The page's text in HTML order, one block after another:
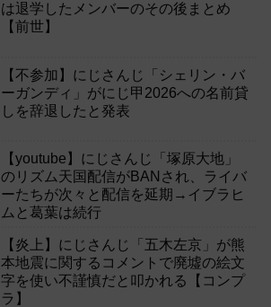
は退学したメンバーのその後まとめ
【前世】
【不参加】にじさんじ「シェリン・バ
ーガンディ」がにじ甲2026への名前貸
しを辞退したと発表
【youtube】にじさんじ「塚原大地」
のリズム天国配信がBANされ、ライバ
ーたちが次々と配信を延期→イブラヒ
ムと葛葉は続行
【炎上】にじさんじ「五木左京」が熊
本地震に関するコメントで廃墟の絵文
字を使い不謹慎だと叩かれる【コンプ
ラ】